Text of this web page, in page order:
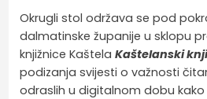
Okrugli stol održava se pod
dalmatinske županije u sklopu
knjižnice KaštelaKaštelanski
podizanja svijesti o važnosti
odraslih u digitalnom dobu